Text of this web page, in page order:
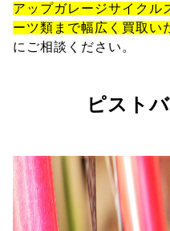
アップガレージサイクル
ーツ類まで幅広く買取い
にご相談ください。
ピスト